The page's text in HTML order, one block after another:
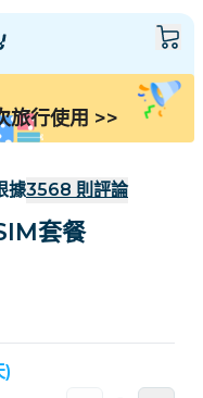
旅行使用 >>
據3568 則評論
套餐
)